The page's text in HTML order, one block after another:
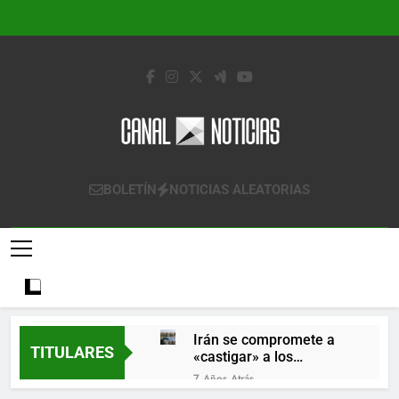
Canal Noticias
Canal Noticias
BOLETÍN NOTICIAS ALEATORIAS
TITULARES
Irán se compromete a
«castigar» a los
responsables de
derribar un avión
7 Años Atrás